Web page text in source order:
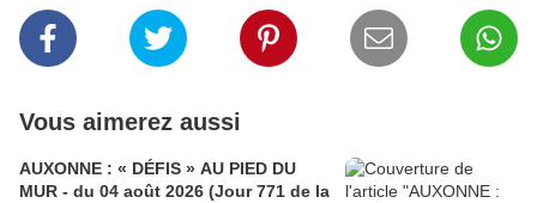
Vous aimerez aussi
AUXONNE : « DÉFIS » AU PIED DU
MUR - du 04 août 2026 (Jour 771 de la